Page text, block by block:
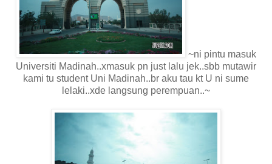
~ni pintu masuk
Universiti Madinah..xmasuk pn just lalu jek..sbb mutawir
kami tu student Uni Madinah..br aku tau kt U ni sume
lelaki..xde langsung perempuan..~